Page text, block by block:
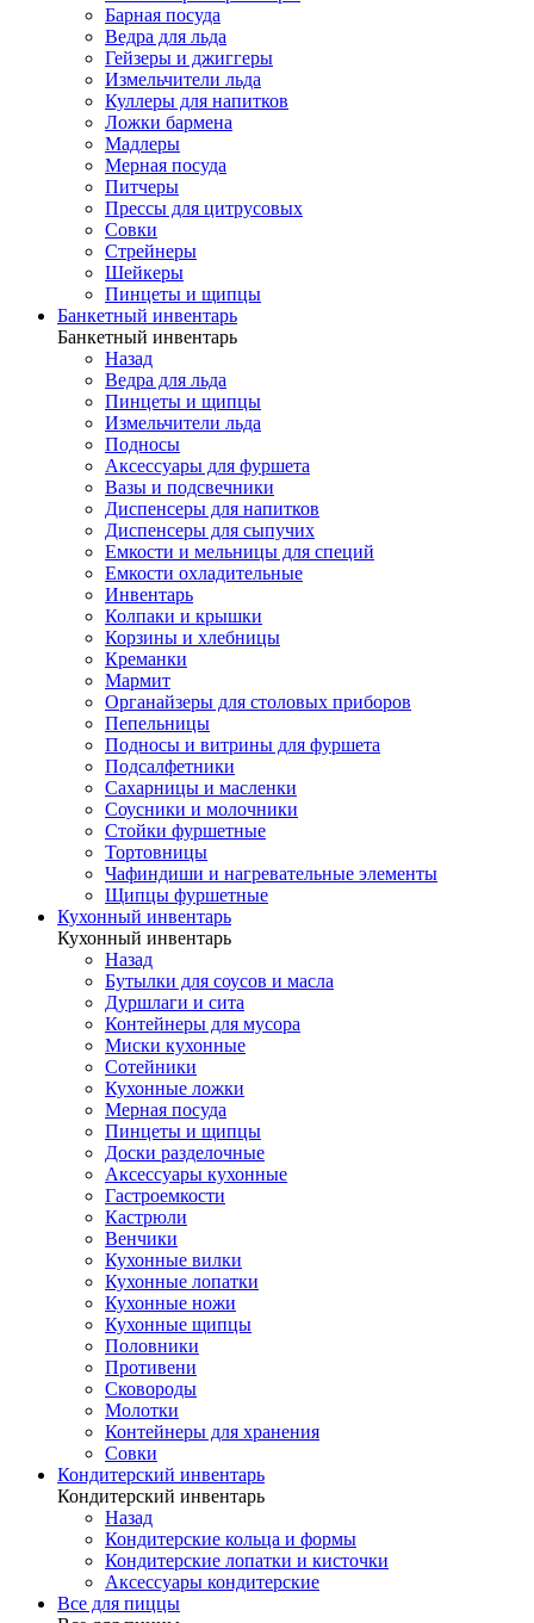
Барная посуда
Ведра для льда
Гейзеры и джиггеры
Измельчители льда
Куллеры для напитков
Ложки бармена
Мадлеры
Мерная посуда
Питчеры
Прессы для цитрусовых
Совки
Стрейнеры
Шейкеры
Пинцеты и щипцы
Банкетный инвентарь
Банкетный инвентарь
Назад
Ведра для льда
Пинцеты и щипцы
Измельчители льда
Подносы
Аксессуары для фуршета
Вазы и подсвечники
Диспенсеры для напитков
Диспенсеры для сыпучих
Емкости и мельницы для специй
Емкости охладительные
Инвентарь
Колпаки и крышки
Корзины и хлебницы
Креманки
Мармит
Органайзеры для столовых приборов
Пепельницы
Подносы и витрины для фуршета
Подсалфетники
Сахарницы и масленки
Соусники и молочники
Стойки фуршетные
Тортовницы
Чафиндиши и нагревательные элементы
Щипцы фуршетные
Кухонный инвентарь
Кухонный инвентарь
Назад
Бутылки для соусов и масла
Дуршлаги и сита
Контейнеры для мусора
Миски кухонные
Сотейники
Кухонные ложки
Мерная посуда
Пинцеты и щипцы
Доски разделочные
Аксессуары кухонные
Гастроемкости
Кастрюли
Венчики
Кухонные вилки
Кухонные лопатки
Кухонные ножи
Кухонные щипцы
Половники
Противени
Сковороды
Молотки
Контейнеры для хранения
Совки
Кондитерский инвентарь
Кондитерский инвентарь
Назад
Кондитерские кольца и формы
Кондитерские лопатки и кисточки
Аксессуары кондитерские
Все для пиццы